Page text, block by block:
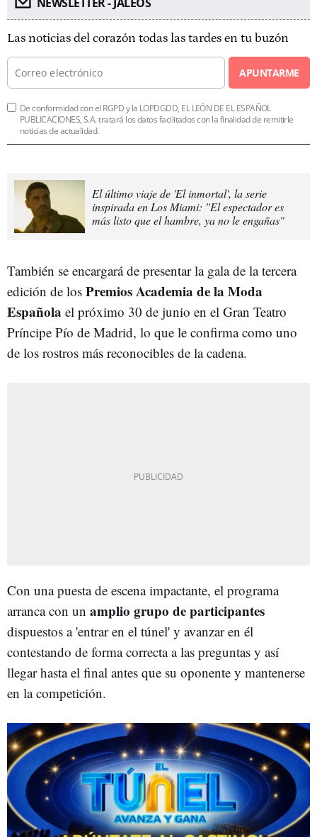
Las noticias del corazón todas las tardes en tu buzón
APUNTARME
De conformidad con el RGPD y la LOPDGDD, EL LEÓN DE EL ESPAÑOL
PUBLICACIONES, S.A. tratará los datos facilitados con la finalidad de remitirle
noticias de actualidad.
El último viaje de 'El inmortal', la serie
inspirada en Los Miami: "El espectador es
más listo que el hambre, ya no le engañas"
También se encargará de presentar la gala de la tercera
edición de los Premios Academia de la Moda
Española el próximo 30 de junio en el Gran Teatro
Príncipe Pío de Madrid, lo que le confirma como uno
de los rostros más reconocibles de la cadena.
Con una puesta de escena impactante, el programa
arranca con un amplio grupo de participantes
dispuestos a 'entrar en el túnel' y avanzar en él
contestando de forma correcta a las preguntas y así
llegar hasta el final antes que su oponente y mantenerse
en la competición.